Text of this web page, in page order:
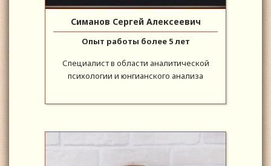
Симанов Сергей Алексеевич
Опыт работы более 5 лет
Специалист в области аналитической
психологии и юнгианского анализа